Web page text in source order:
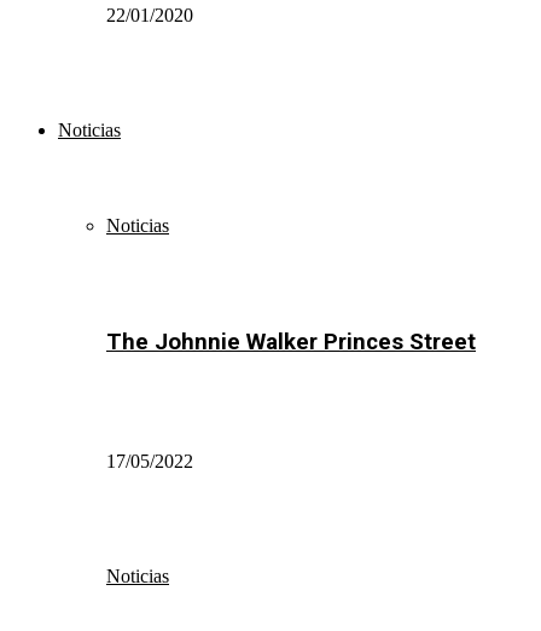
22/01/2020
Noticias
Noticias
The Johnnie Walker Princes Street
17/05/2022
Noticias